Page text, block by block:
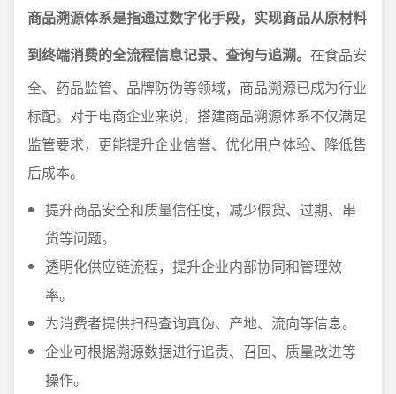
商品溯源体系是指通过数字化手段，实现商品从原材料
到终端消费的全流程信息记录、查询与追溯。 在食品安
全、药品监管、品牌防伪等领域，商品溯源已成为行业
标配。对于电商企业来说，搭建商品溯源体系不仅满足
监管要求，更能提升企业信誉、优化用户体验、降低售
后成本。
提升商品安全和质量信任度，减少假货、过期、串
货等问题。
透明化供应链流程，提升企业内部协同和管理效
率。
为消费者提供扫码查询真伪、产地、流向等信息。
企业可根据溯源数据进行追责、召回、质量改进等
操作。